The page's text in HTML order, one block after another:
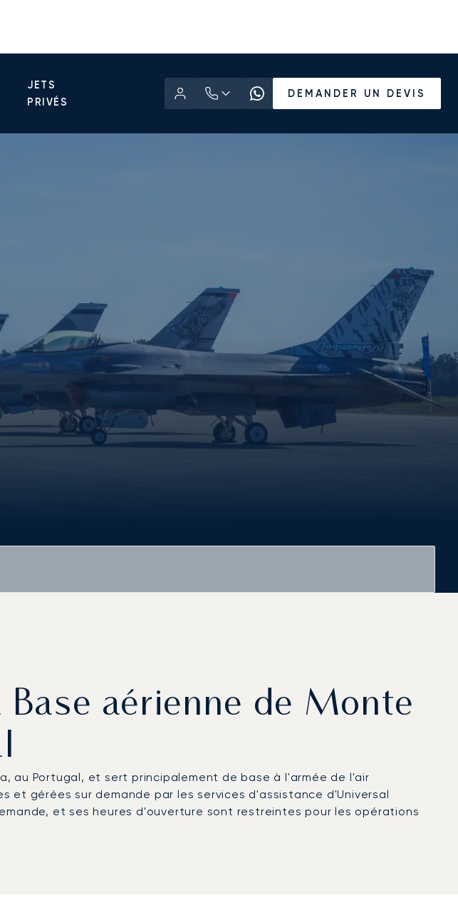
JETS
PRIVÉS
DEMANDER UN DEVIS
Base aérienne de Monte
au Portugal, et sert principalement de base à l'armée de l'air
et gérées sur demande par les services d'assistance d'Universal
et ses heures d'ouverture sont restreintes pour les opérations